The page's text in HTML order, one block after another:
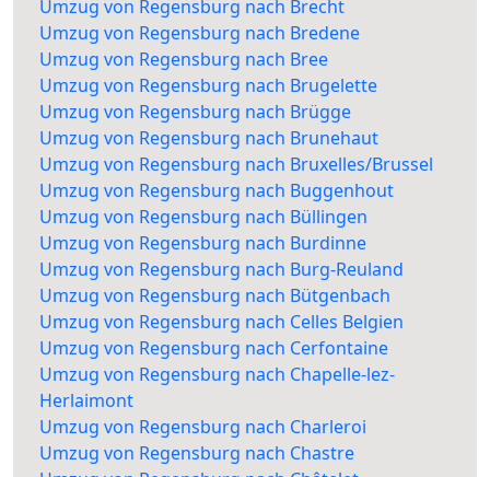
Umzug von Regensburg nach Brecht
Umzug von Regensburg nach Bredene
Umzug von Regensburg nach Bree
Umzug von Regensburg nach Brugelette
Umzug von Regensburg nach Brügge
Umzug von Regensburg nach Brunehaut
Umzug von Regensburg nach Bruxelles/Brussel
Umzug von Regensburg nach Buggenhout
Umzug von Regensburg nach Büllingen
Umzug von Regensburg nach Burdinne
Umzug von Regensburg nach Burg-Reuland
Umzug von Regensburg nach Bütgenbach
Umzug von Regensburg nach Celles Belgien
Umzug von Regensburg nach Cerfontaine
Umzug von Regensburg nach Chapelle-lez-
Herlaimont
Umzug von Regensburg nach Charleroi
Umzug von Regensburg nach Chastre